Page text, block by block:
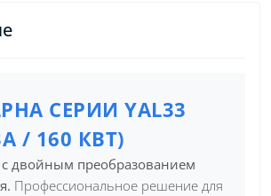
СЕРИИ YAL33
/ 160 КВТ)
двойным преобразованием
Профессиональное решение для